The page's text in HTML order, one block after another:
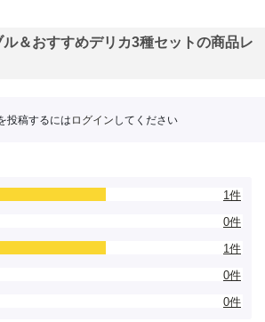
ル＆おすすめデリカ3種セットの商品レ
投稿するには ログイン してください
1件
0件
1件
0件
0件